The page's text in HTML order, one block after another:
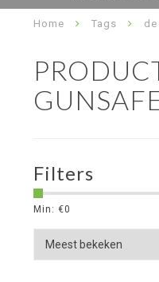
Home Tags
Filters
Min: €0